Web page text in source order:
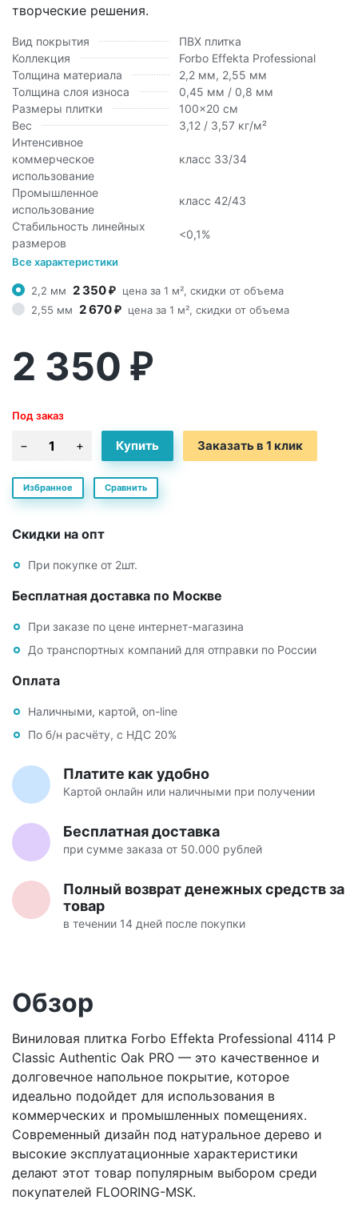
творческие решения.
Вид покрытия
ПВХ плитка
Коллекция
Forbo Effekta Professional
Толщина материала
2,2 мм, 2,55 мм
Толщина слоя износа
0,45 мм / 0,8 мм
Размеры плитки
100x20 см
Вес
3,12 / 3,57 кг/м²
Интенсивное
коммерческое
использование
класс 33/34
Промышленное
использование
класс 42/43
Стабильность линейных
размеров
<0,1%
Все характеристики
2,2 мм 2 350 ₽
цена за 1 м², скидки от объема
2,55 мм
2 670 ₽ цена за 1 м², скидки от объема
2 350 ₽
Под заказ
Заказать в 1 клик
Избранное Сравнить
Скидки на опт
При покупке от 2шт.
Бесплатная доставка по Москве
При заказе по цене интернет-магазина
До транспортных компаний для отправки по России
Оплата
Наличными, картой, on-line
По б/н расчёту, с НДС 20%
Платите как удобно
Картой онлайн или наличными при получении
Бесплатная доставка
при сумме заказа от 50.000 рублей
Полный возврат денежных средств за
товар
в течении 14 дней после покупки
Обзор
Виниловая плитка Forbo Effekta Professional 4114 P
Classic Authentic Oak PRO — это качественное и
долговечное напольное покрытие, которое
идеально подойдет для использования в
коммерческих и промышленных помещениях.
Современный дизайн под натуральное дерево и
высокие эксплуатационные характеристики
делают этот товар популярным выбором среди
покупателей FLOORING-MSK.